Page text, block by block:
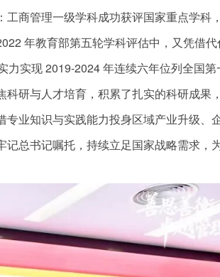
商管理一级学科成功获评国家重点学科
年教育部第五轮学科评估中，又凭借
力实现 2019-2024 年连续六年位列全国
研与人才培育，积累了扎实的科研成果
业知识与实践能力投身区域产业升级、
总书记嘱托，持续立足国家战略需求，